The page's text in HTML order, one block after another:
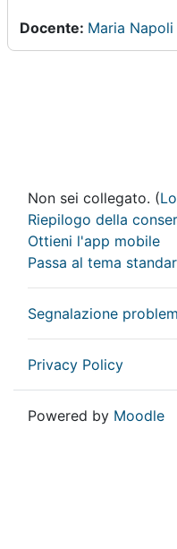
Docente: Maria Napoli
Non sei collegato. (
Riepilogo della
Ottieni l'app mobile
Passa al tema
Segnalazione
Privacy Policy
Powered by Moodle